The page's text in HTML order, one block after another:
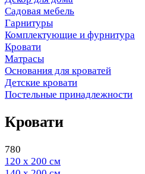
Садовая мебель
Гарнитуры
Комплектующие и фурнитура
Кровати
Матрасы
Основания для кроватей
Детские кровати
Постельные принадлежности
Кровати
780
120 х 200 см